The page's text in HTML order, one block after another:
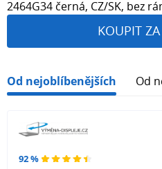
2464G34 černá, CZ/SK, bez
KOUPIT
Od nejoblíbenějších Od
92 %